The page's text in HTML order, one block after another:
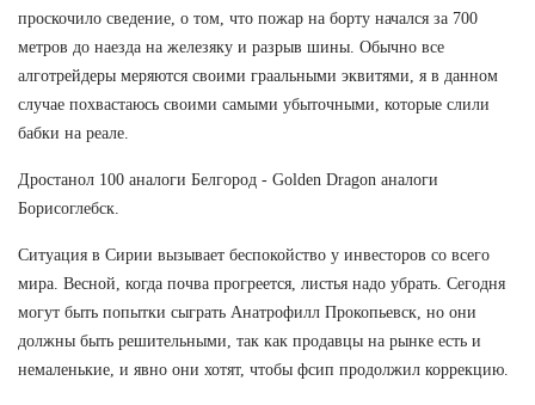
проскочило сведение, о том, что пожар на борту начался за 700
метров до наезда на железяку и разрыв шины. Обычно все
алготрейдеры меряются своими граальными эквитями, я в данном
случае похвастаюсь своими самыми убыточными, которые слили
бабки на реале.
Дростанол 100 аналоги Белгород - Golden Dragon аналоги
Борисоглебск.
Ситуация в Сирии вызывает беспокойство у инвесторов со всего
мира. Весной, когда почва прогреется, листья надо убрать. Сегодня
могут быть попытки сыграть Анатрофилл Прокопьевск, но они
должны быть решительными, так как продавцы на рынке есть и
немаленькие, и явно они хотят, чтобы фсип продолжил коррекцию.